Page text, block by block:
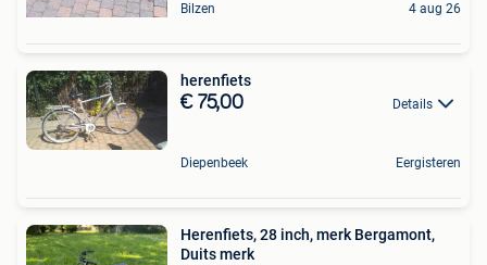
Bilzen 4 aug 26
herenfiets
€ 75,00 Details
Diepenbeek Eergisteren
Herenfiets, 28 inch, merk Bergamont,
Duits merk